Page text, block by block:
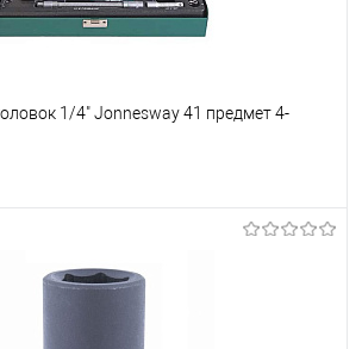
1/4" Jonnesway 41 предмет 4-